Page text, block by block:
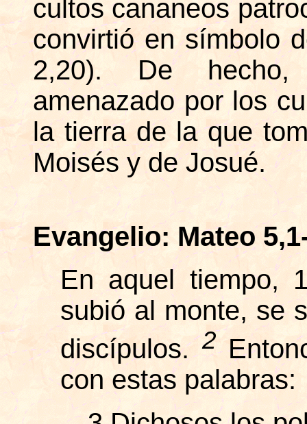
cultos cananeos
convirtió en símbolo
2,20). De hecho,
amenazado por los
la tierra de la que
Moisés y de Josué.
Evangelio: Mateo
En aquel tiempo,
subió al monte, se
discípulos.2
con estas palabras: